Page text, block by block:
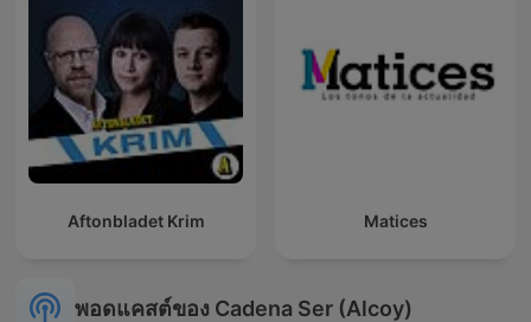
Aftonbladet Krim Matices
พอดแคสต์ของ Cadena Ser (Alcoy)